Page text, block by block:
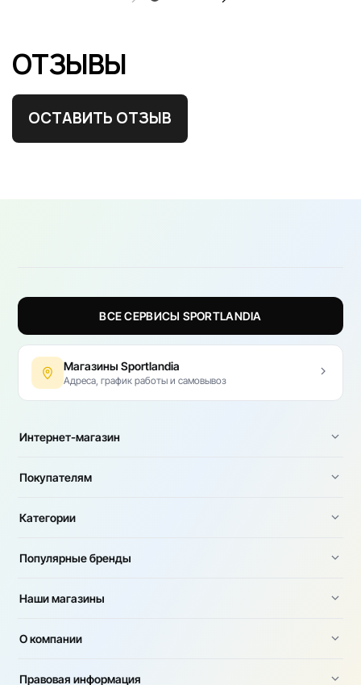
ОТЗЫВЫ
ОСТАВИТЬ ОТЗЫВ
ВСЕ СЕРВИСЫ SPORTLANDIA
Магазины Sportlandia
Адреса, график работы и самовывоз
Интернет-магазин
Покупателям
Категории
Популярные бренды
Наши магазины
О компании
Правовая информация